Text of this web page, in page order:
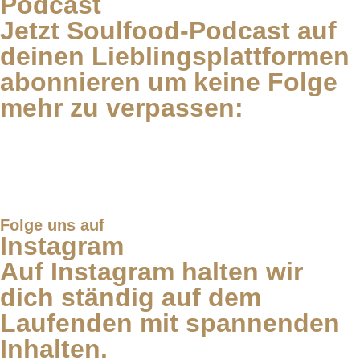
Jetzt Soulfood-Podcast auf
deinen Lieblingsplattformen
abonnieren um keine Folge
mehr zu verpassen:
Folge uns auf
Instagram
Auf Instagram halten wir
dich ständig auf dem
Laufenden mit spannenden
Inhalten.